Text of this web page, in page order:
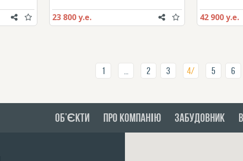
23 800 у.е. 42 900 у.е.
1 2 3 4/ 5 6
ОБ’ЄКТИ ПРО КОМПАНІЮ ЗАБУДОВНИК